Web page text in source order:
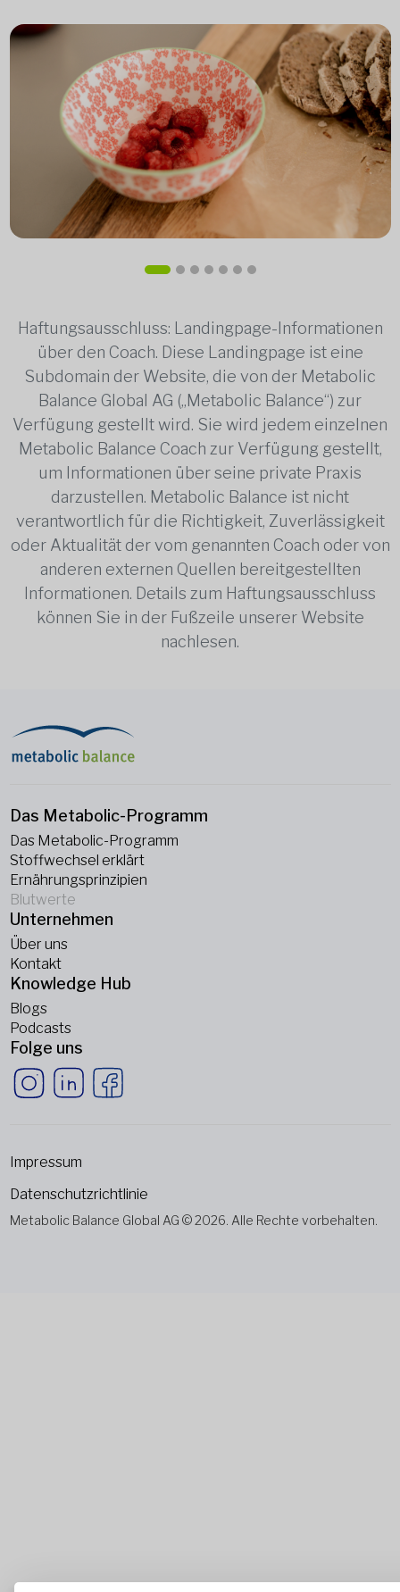
Haftungsausschluss: Landingpage-Informationen
über den Coach. Diese Landingpage ist eine
Subdomain der Website, die von der Metabolic
Balance Global AG („Metabolic Balance“) zur
Verfügung gestellt wird. Sie wird jedem einzelnen
Metabolic Balance Coach zur Verfügung gestellt,
um Informationen über seine private Praxis
darzustellen. Metabolic Balance ist nicht
verantwortlich für die Richtigkeit, Zuverlässigkeit
oder Aktualität der vom genannten Coach oder von
anderen externen Quellen bereitgestellten
Informationen. Details zum Haftungsausschluss
können Sie in der Fußzeile unserer Website
nachlesen.
Das Metabolic-Programm
Das Metabolic-Programm
Stoffwechsel erklärt
Ernährungsprinzipien
Blutwerte
Unternehmen
Über uns
Kontakt
Knowledge Hub
Blogs
Podcasts
Folge uns
Metabolic Balance Global AG © 2026. Alle Rechte vorbehalten.
Impressum
Datenschutzrichtlinie